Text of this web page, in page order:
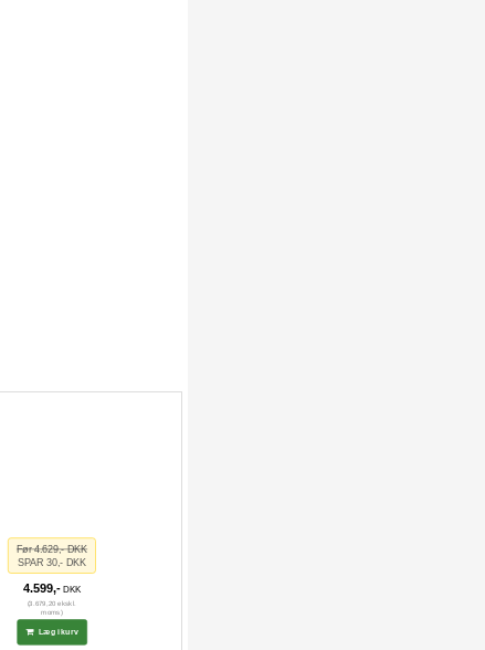
Før 4.629,- DKK
SPAR 30,- DKK
4.599,-DKK
(3.679,20 ekskl.
moms)
Læg i kurv